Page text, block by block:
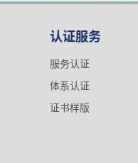
认证服务
服务认证
体系认证
证书样版